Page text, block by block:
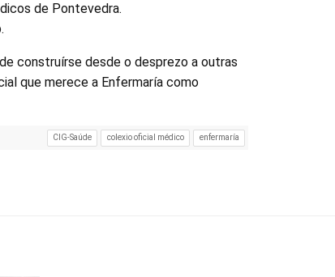
de Pontevedra.
construírse desde o desprezo a outras
que merece a Enfermaría como
CIG-Saúde colexio oficial médico enfermaría